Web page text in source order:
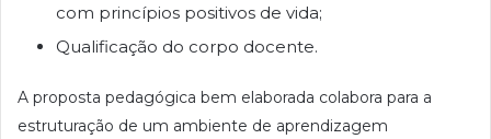
com princípios positivos de vida;
Qualificação do corpo docente.
A proposta pedagógica bem elaborada colabora para a
estruturação de um ambiente de aprendizagem